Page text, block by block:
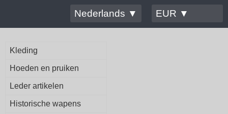
Nederlands ▼
EUR ▼
Kleding
Hoeden en pruiken
Leder artikelen
Historische wapens